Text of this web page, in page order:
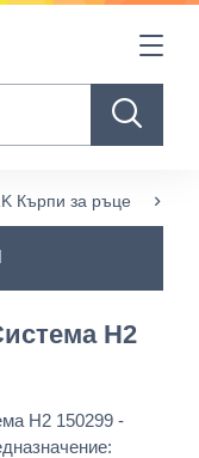
Кърпи за ръце
H2
H2 150299 -